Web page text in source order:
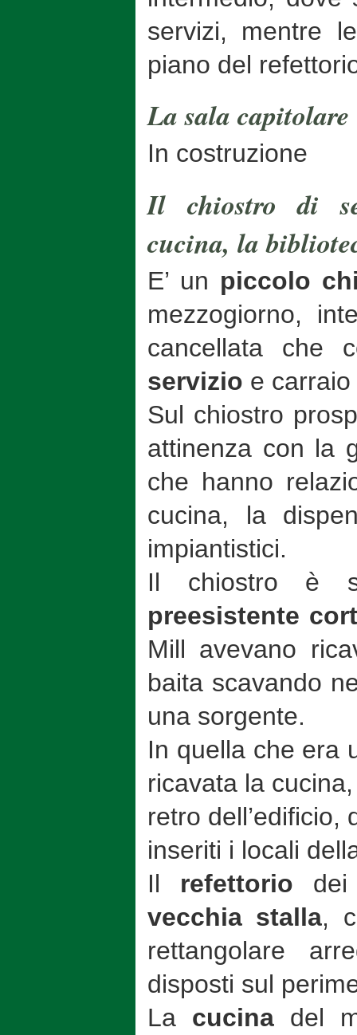
servizi, mentre
piano del
La sala capitolare
In costruzione
Il chiostro di
cucina, la
E’ un piccolo
mezzogiorno,
cancellata che
servizio e
Sul chiostro
attinenza con la
che hanno
cucina, la
impiantistici.
Il chiostro è
preesistente
Mill avevano
baita scavando
una sorgente.
In quella che era
ricavata la
retro dell’edificio,
inseriti i locali
Il refettorio
vecchia stalla,
rettangolare
disposti sul
La cucina del